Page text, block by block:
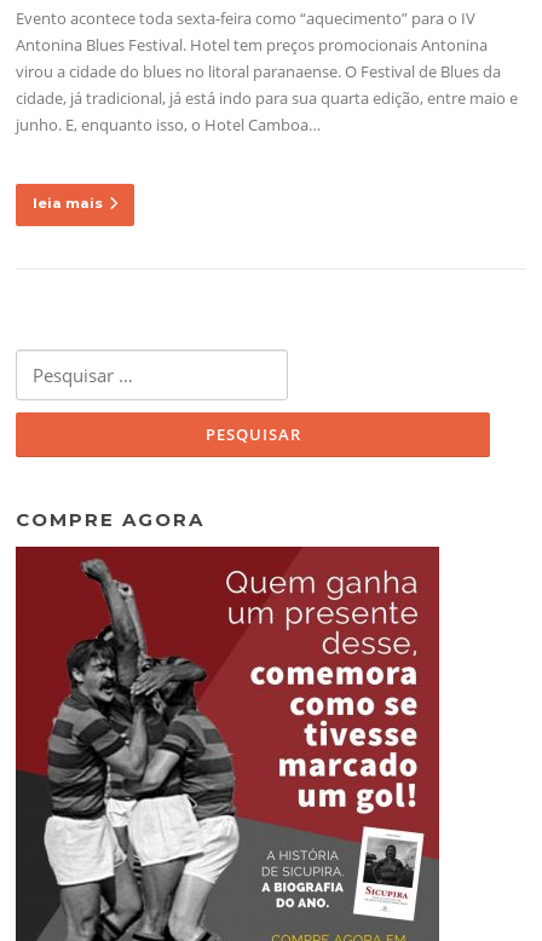
Evento acontece toda sexta-feira como “aquecimento” para o IV
Antonina Blues Festival. Hotel tem preços promocionais Antonina
virou a cidade do blues no litoral paranaense. O Festival de Blues da
cidade, já tradicional, já está indo para sua quarta edição, entre maio e
junho. E, enquanto isso, o Hotel Camboa…
leia mais
por:
COMPRE AGORA